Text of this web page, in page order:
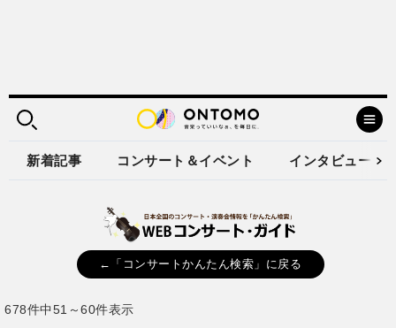
新着記事 コンサート＆イベント インタビュー
←「コンサートかんたん検索」に戻る
678件中51～60件表示